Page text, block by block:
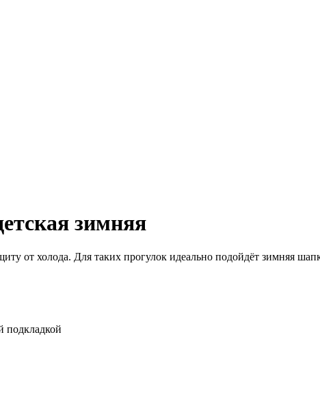
зимняя
от холода. Для таких прогулок идеально подойдёт зимняя
подкладкой